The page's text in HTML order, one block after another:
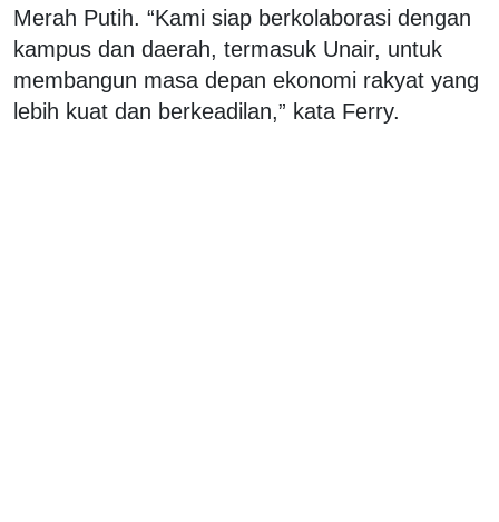
Merah Putih. “Kami siap berkolaborasi dengan
kampus dan daerah, termasuk Unair, untuk
membangun masa depan ekonomi rakyat yang
lebih kuat dan berkeadilan,” kata Ferry.